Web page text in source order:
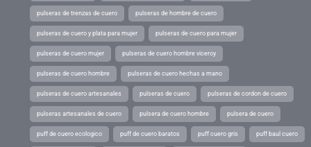
pulseras de trenzas de cuero pulseras de hombre de cuero
pulseras de cuero y plata para mujer pulseras de cuero para mujer
pulseras de cuero mujer pulseras de cuero hombre viceroy
pulseras de cuero hombre pulseras de cuero hechas a mano
pulseras de cuero artesanales pulseras de cuero pulseras de cordon de cuero
pulseras artesanales de cuero pulsera de cuero hombre pulsera de cuero
puff de cuero ecologico puff de cuero baratos puff cuero gris puff baul cuero